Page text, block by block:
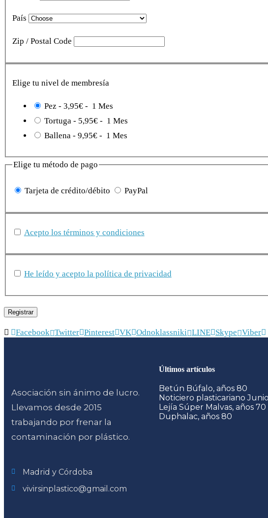
País
Zip / Postal Code
Elige tu nivel de membresía
Pez - 3,95€- 1 Mes
Tortuga - 5,95€- 1 Mes
Ballena - 9,95€- 1 Mes
Elige tu método de pago
Tarjeta de crédito/débito PayPal
Acepto los términos y condiciones
He leído y acepto la política de privacidad
Facebook Twitter Pinterest VK Odnoklassniki LINE Skype Viber
Asociación sin ánimo de lucro.
Llevamos desde 2015
trabajando por frenar la
contaminación por plástico.
Madrid y Córdoba
vivirsinplastico@gmail.com
Últimos artículos
Betún Búfalo, años 80
Noticiero plasticariano
Lejía Súper Malvas, años 70
Duphalac, años 80